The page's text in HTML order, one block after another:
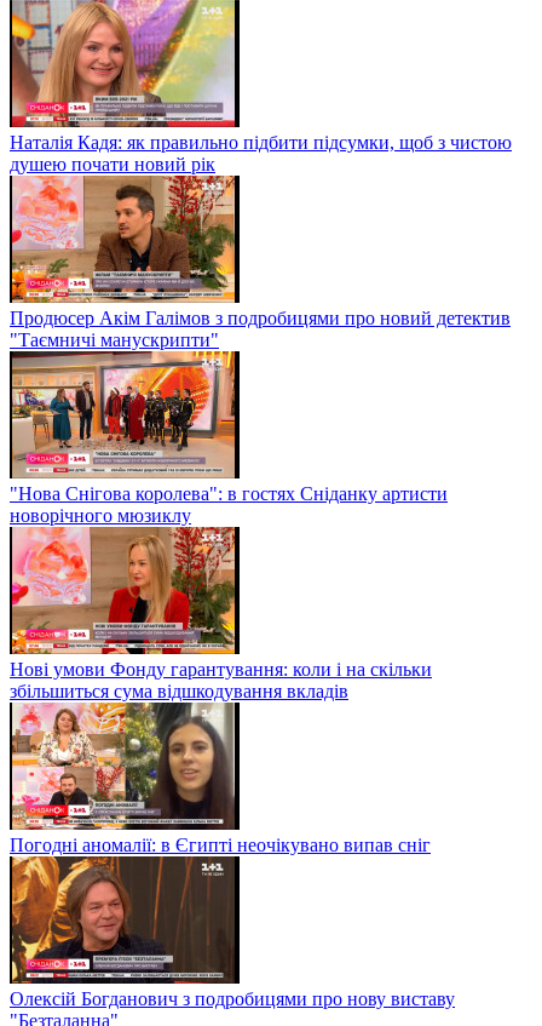
Наталія Кадя: як правильно підбити підсумки, щоб з чистою
душею почати новий рік
Продюсер Акім Галімов з подробицями про новий детектив
"Таємничі манускрипти"
"Нова Снігова королева": в гостях Сніданку артисти
новорічного мюзиклу
Нові умови Фонду гарантування: коли і на скільки
збільшиться сума відшкодування вкладів
Погодні аномалії: в Єгипті неочікувано випав сніг
Олексій Богданович з подробицями про нову виставу
"Безталанна"